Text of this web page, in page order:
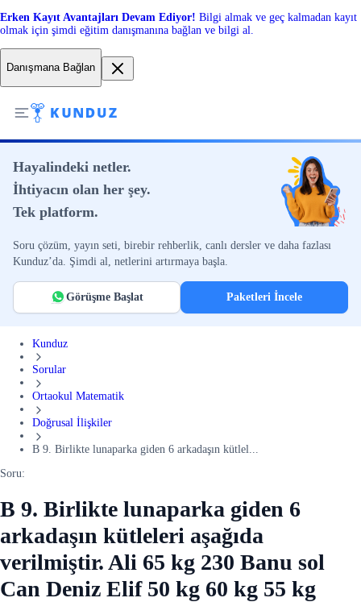
Erken Kayıt Avantajları Devam Ediyor! Bilgi almak ve geç kalmadan kayıt
olmak için şimdi eğitim danışmanına bağlan ve bilgi al.
Danışmana Bağlan
Hayalindeki netler.
İhtiyacın olan her şey.
Tek platform.
Soru çözüm, yayın seti, birebir rehberlik, canlı dersler ve daha fazlası
Kunduz’da. Şimdi al, netlerini artırmaya başla.
Görüşme Başlat Paketleri İncele
Kunduz
Sorular
Ortaokul Matematik
Doğrusal İlişkiler
B 9. Birlikte lunaparka giden 6 arkadaşın kütlel...
Soru:
B 9. Birlikte lunaparka giden 6
arkadaşın kütleleri aşağıda
verilmiştir. Ali 65 kg 230 Banu sol
Can Deniz Elif 50 kg 60 kg 55 kg